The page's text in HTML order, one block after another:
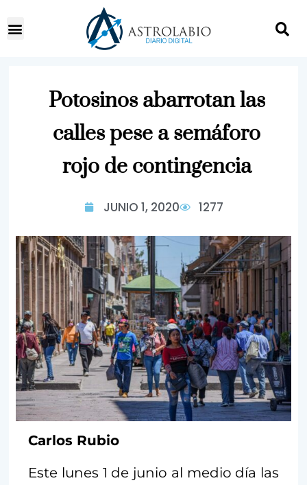
Potosinos abarrotan las
calles pese a semáforo
rojo de contingencia
JUNIO 1, 2020 1277
Carlos Rubio
Este lunes 1 de junio al medio día las